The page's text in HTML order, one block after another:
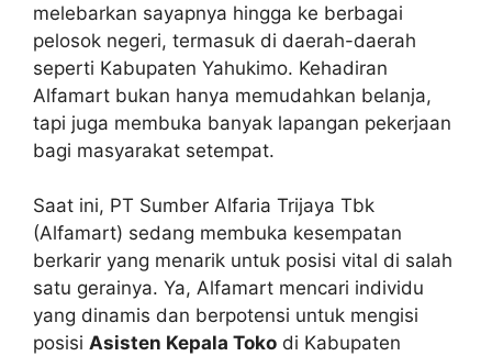
melebarkan sayapnya hingga ke berbagai
pelosok negeri, termasuk di daerah-daerah
seperti Kabupaten Yahukimo. Kehadiran
Alfamart bukan hanya memudahkan belanja,
tapi juga membuka banyak lapangan pekerjaan
bagi masyarakat setempat.
Saat ini, PT Sumber Alfaria Trijaya Tbk
(Alfamart) sedang membuka kesempatan
berkarir yang menarik untuk posisi vital di salah
satu gerainya. Ya, Alfamart mencari individu
yang dinamis dan berpotensi untuk mengisi
posisi Asisten Kepala Toko di Kabupaten